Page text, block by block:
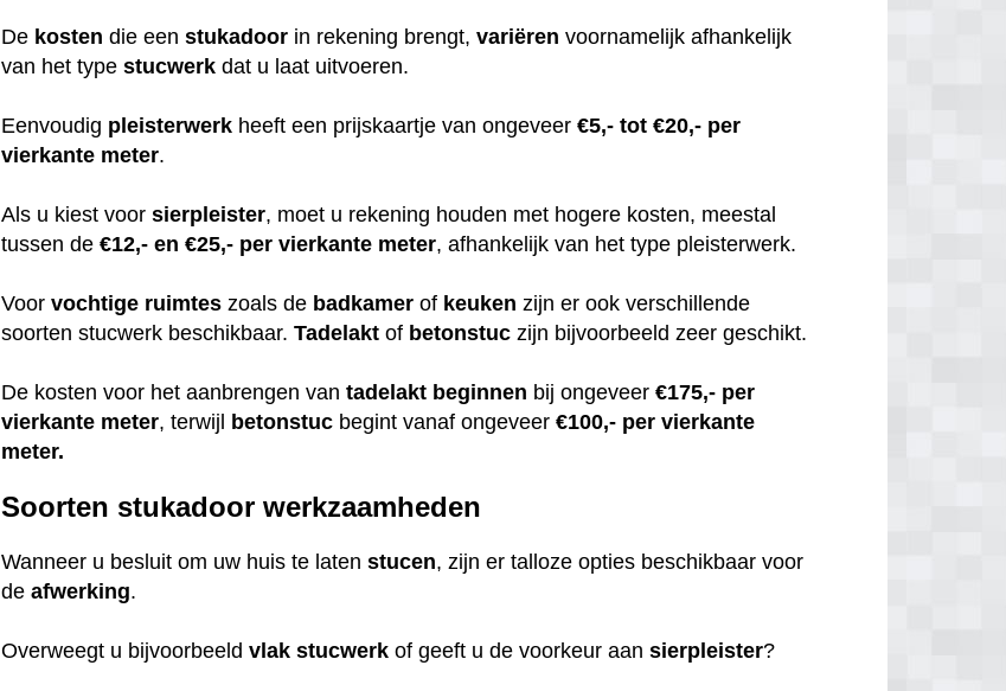
De kosten die eenstukadoor in rekening brengt,variëren voornamelijk afhankelijk
van het typestucwerk dat u laat uitvoeren.
Eenvoudig pleisterwerk heeft een prijskaartje van ongeveer€5,- tot €20,- per
vierkante meter.
Als u kiest voorsierpleister, moet u rekening houden met hogere kosten, meestal
tussen de€12,- en €25,- per vierkante meter, afhankelijk van het type pleisterwerk.
Voorvochtige ruimtes zoals de badkamer of keuken zijn er ook verschillende
soorten stucwerk beschikbaar.Tadelakt of betonstuc zijn bijvoorbeeld zeer geschikt.
De kosten voor het aanbrengen vantadelakt beginnen bij ongeveer€175,- per
vierkante meter, terwijl betonstuc begint vanaf ongeveer€100,- per vierkante
meter.
Soorten stukadoor werkzaamheden
Wanneer u besluit om uw huis te latenstucen, zijn er talloze opties beschikbaar voor
deafwerking.
Overweegt u bijvoorbeeldvlak stucwerk of geeft u de voorkeur aansierpleister?